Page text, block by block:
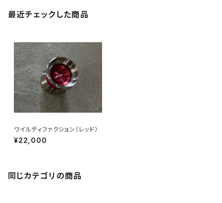
最近チェックした商品
ワイルディファクション（レッド）
¥22,000
同じカテゴリの商品